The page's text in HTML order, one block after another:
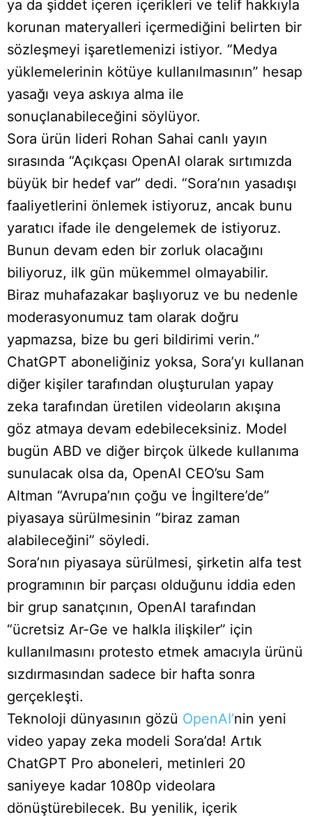
ya da şiddet içeren içerikleri ve telif hakkıyla
korunan materyalleri içermediğini belirten bir
sözleşmeyi işaretlemenizi istiyor. “Medya
yüklemelerinin kötüye kullanılmasının” hesap
yasağı veya askıya alma ile
sonuçlanabileceğini söylüyor.
Sora ürün lideri Rohan Sahai canlı yayın
sırasında “Açıkçası OpenAI olarak sırtımızda
büyük bir hedef var” dedi. “Sora’nın yasadışı
faaliyetlerini önlemek istiyoruz, ancak bunu
yaratıcı ifade ile dengelemek de istiyoruz.
Bunun devam eden bir zorluk olacağını
biliyoruz, ilk gün mükemmel olmayabilir.
Biraz muhafazakar başlıyoruz ve bu nedenle
moderasyonumuz tam olarak doğru
yapmazsa, bize bu geri bildirimi verin.”
ChatGPT aboneliğiniz yoksa, Sora’yı kullanan
diğer kişiler tarafından oluşturulan yapay
zeka tarafından üretilen videoların akışına
göz atmaya devam edebileceksiniz. Model
bugün ABD ve diğer birçok ülkede kullanıma
sunulacak olsa da, OpenAI CEO’su Sam
Altman “Avrupa’nın çoğu ve İngiltere’de”
piyasaya sürülmesinin “biraz zaman
alabileceğini” söyledi.
Sora’nın piyasaya sürülmesi, şirketin alfa test
programının bir parçası olduğunu iddia eden
bir grup sanatçının, OpenAI tarafından
“ücretsiz Ar-Ge ve halkla ilişkiler” için
kullanılmasını protesto etmek amacıyla ürünü
sızdırmasından sadece bir hafta sonra
gerçekleşti.
Teknoloji dünyasının gözü OpenAI’nin yeni
video yapay zeka modeli Sora’da! Artık
ChatGPT Pro aboneleri, metinleri 20
saniyeye kadar 1080p videolara
dönüştürebilecek. Bu yenilik, içerik